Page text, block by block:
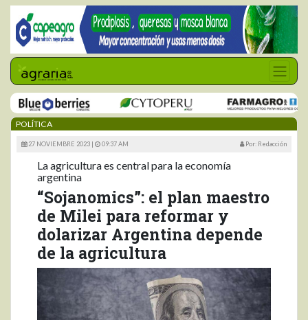
POLÍTICA
27 NOVIEMBRE 2023 | 09:37 AM Por: Redacción
La agricultura es central para la economía
argentina
“Sojanomics”: el plan maestro
de Milei para reformar y
dolarizar Argentina depende
de la agricultura